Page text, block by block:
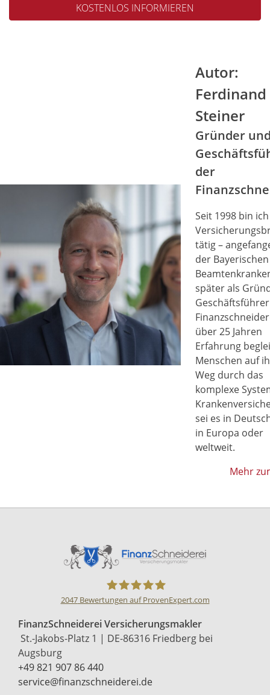
KOSTENLOS INFORMIEREN
Autor:
Ferdinand
Steiner
Gründer
der
Seit 1998 bin
tätig –
der Bayerischen
später als
über 25 Jahren
Erfahrung
Menschen auf
Weg durch das
komplexe
sei es in
in Europa oder
weltweit.
Mehr
Finanzschneiderei
2047Bewertungen auf ProvenExpert.com
FinanzSchneiderei Versicherungsmakler
St.-Jakobs-Platz 1 | DE-86316 Friedberg bei
Augsburg
+49 821 907 86 440
service@finanzschneiderei.de